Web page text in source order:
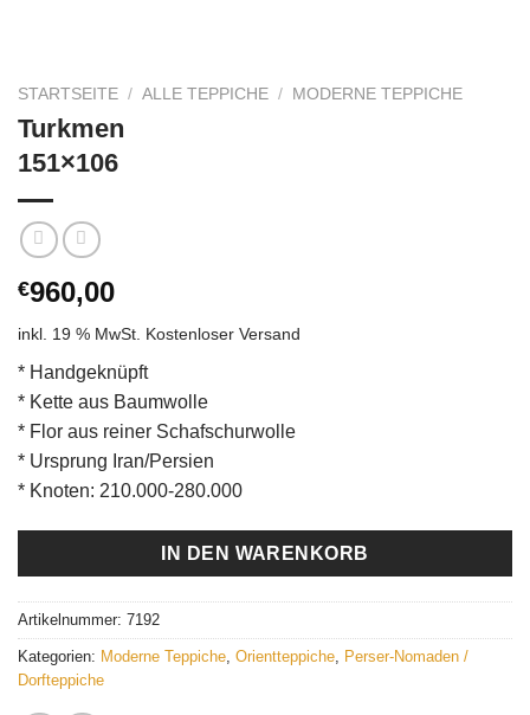
STARTSEITE / ALLE TEPPICHE / MODERNE TEPPICHE
Turkmen
151×106
€960,00
inkl. 19 % MwSt. Kostenloser Versand
* Handgeknüpft
* Kette aus Baumwolle
* Flor aus reiner Schafschurwolle
* Ursprung Iran/Persien
* Knoten: 210.000-280.000
IN DEN WARENKORB
Artikelnummer: 7192
Kategorien: Moderne Teppiche Orientteppiche Perser-Nomaden /
Dorfteppiche